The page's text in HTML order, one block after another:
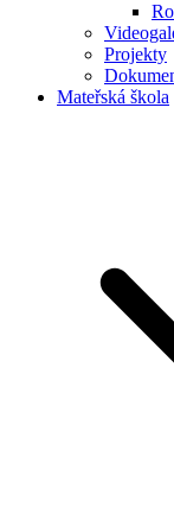
Projekty
Mateřská škola